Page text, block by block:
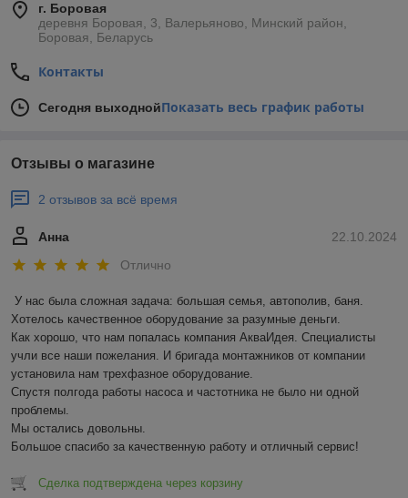
г. Боровая
деревня Боровая, 3, Валерьяново, Минский район,
Боровая, Беларусь
Контакты
Сегодня выходнойПоказать весь график работы
Отзывы о магазине
2 отзывов за всё время
22.10.2024
Анна
Отлично
У нас была сложная задача: большая семья, автополив, баня.
Хотелось качественное оборудование за разумные деньги.
Как хорошо, что нам попалась компания АкваИдея. Специалисты
учли все наши пожелания. И бригада монтажников от компании
установила нам трехфазное оборудование.
Спустя полгода работы насоса и частотника не было ни одной
проблемы.
Мы остались довольны.
Большое спасибо за качественную работу и отличный сервис!
Сделка подтверждена через корзину